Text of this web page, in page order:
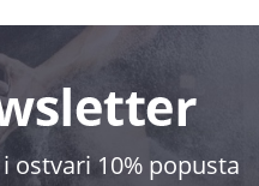
ostvari 10% popusta